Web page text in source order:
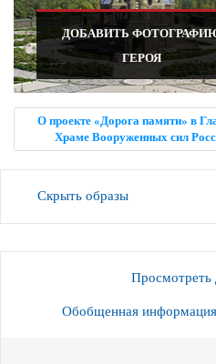
ДОБАВИТЬ
ГЕРОЯ
О проекте «Дорога памяти» в
Храме Вооруженных сил
Скрыть образы
Просмотреть
Обобщенная